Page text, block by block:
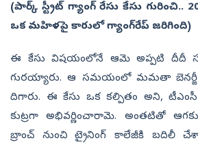
(పార్క్‌ స్ట్రీట్‌ గ్యాంగ్‌ రేసు కేసు గురించి..
ఒక మహిళపై కారులో గ్యాంగ్‌రేప్ జరిగింది)
ఈ కేసు విషయంలోనే ఆమె అప్పటి దీదీ
గురయ్యారు. ఆ సమయంలో మమతా బెనర్జీ
దిగారు. ఈ కేసు ఒక కల్పితం అని, టీఎంసీ
కుట్రగా అభివర్ణించారామె. అంతటితో
బ్రాంచ్‌ నుంచి ట్రైనింగ్‌ కాలేజీకి బదిలీ